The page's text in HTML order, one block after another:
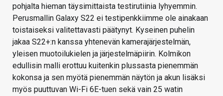
pohjalta hieman täysimittaista testirutiinia lyhyemmin.
Perusmallin Galaxy S22 ei testipenkkiimme ole ainakaan
toistaiseksi valitettavasti päätynyt. Kyseinen puhelin
jakaa S22+:n kanssa yhtenevän kamerajärjestelmän,
yleisen muotoilukielen ja järjestelmäpiirin. Kolmikon
edullisin malli erottuu kuitenkin plussasta pienemmän
kokonsa ja sen myötä pienemmän näytön ja akun lisäksi
myös puuttuvan Wi-Fi 6E-tuen sekä vain 25 watin